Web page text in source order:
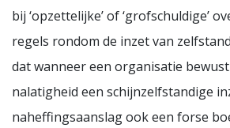
bij ‘opzettelijke’ of ‘grofschuldige’
regels rondom de inzet van
dat wanneer een organisatie
nalatigheid een schijnzelfstandige
naheffingsaanslag ook een forse